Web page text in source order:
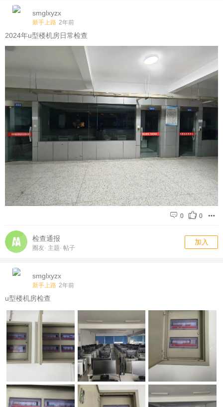
smglxyzx
新手上路 2年前
2024年u型楼机房日常检查
0
0
加入
检查通报
圈友· 主题· 帖子
smglxyzx
新手上路 2年前
u型楼机房检查